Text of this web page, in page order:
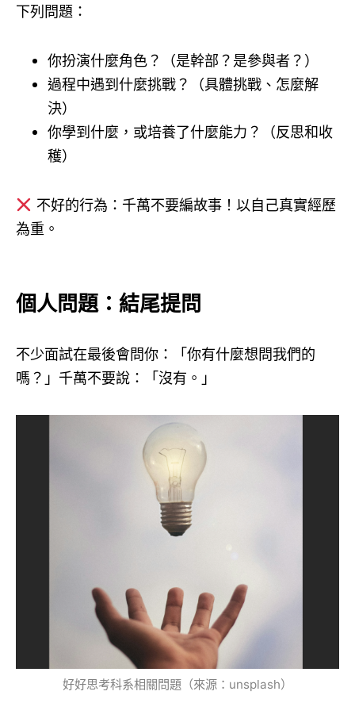
下列問題：
你扮演什麼角色？（是幹部？是參與者？）
過程中遇到什麼挑戰？（具體挑戰、怎麼解
決）
你學到什麼，或培養了什麼能力？（反思和收
穫）
不好的行為：千萬不要編故事！以自己真實經歷
為重。
個人問題：結尾提問
不少面試在最後會問你：「你有什麼想問我們的
嗎？」千萬不要說：「沒有。」
好好思考科系相關問題（來源：unsplash）